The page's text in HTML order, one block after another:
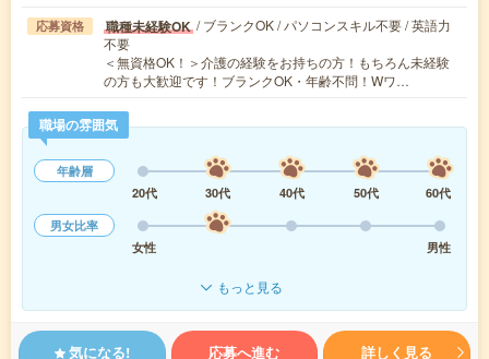
応募資格 職種未経験OK / ブランクOK / パソコンスキル不要 / 英語力
不要
＜無資格OK！＞介護の経験をお持ちの方！もちろん未経験
の方も大歓迎です！ブランクOK・年齢不問！Wワ…
職場の雰囲気
年齢層
20代
30代 40代 50代
60代
男女比率
女性
男性
もっと見る
気になる! 応募へ進む 詳しく見る